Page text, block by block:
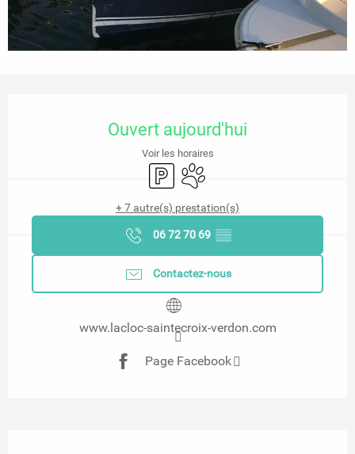
Ouvert aujourd'hui
Voir les horaires
ParkingAnimaux acceptés
+ 7 autre(s) prestation(s)
06 72 70 69 ▒▒
Contactez-nous
www.lacloc-saintecroix-verdon.com
Page Facebook